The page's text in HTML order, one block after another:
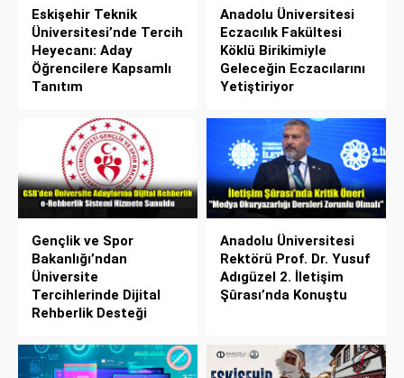
Eskişehir Teknik
Üniversitesi’nde Tercih
Heyecanı: Aday
Öğrencilere Kapsamlı
Tanıtım
Anadolu Üniversitesi
Eczacılık Fakültesi
Köklü Birikimiyle
Geleceğin Eczacılarını
Yetiştiriyor
Gençlik ve Spor
Bakanlığı’ndan
Üniversite
Tercihlerinde Dijital
Rehberlik Desteği
Anadolu Üniversitesi
Rektörü Prof. Dr. Yusuf
Adıgüzel 2. İletişim
Şûrası’nda Konuştu